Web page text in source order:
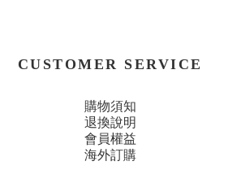
CUSTOMER SERVICE
購物須知
退換說明
會員權益
海外訂購